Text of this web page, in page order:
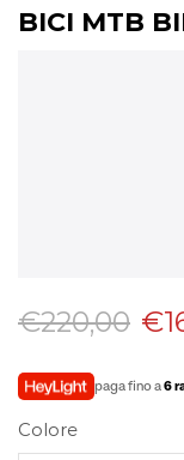
BICI MTB
€220,00 €
paga fino a6
Colore